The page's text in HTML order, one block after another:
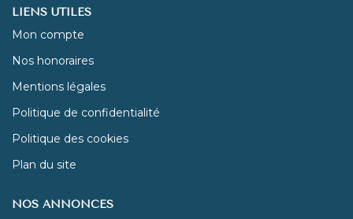
LIENS UTILES
Mon compte
Nos honoraires
Mentions légales
Politique de confidentialité
Politique des cookies
Plan du site
NOS ANNONCES